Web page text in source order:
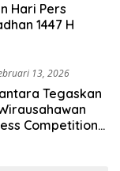
Hari Pers
1447 H
13, 2026
Tegaskan
Competition